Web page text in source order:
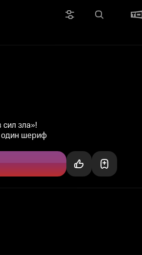
зла»!
один шериф